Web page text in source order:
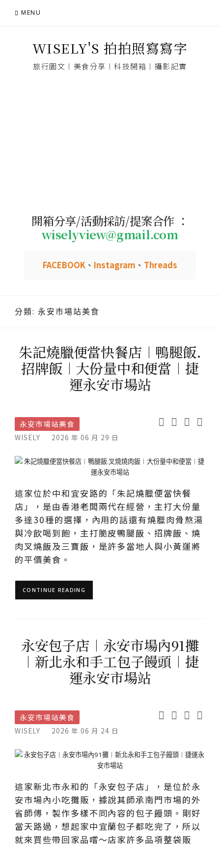
MENU
WISELY'S 拍拍照寫寫字
旅行圖文︱美食分享︱科技開箱︱攝影記實
開箱分享/活動採訪/提案合作 ：
wiselyview@gmail.com
FACEBOOK 、 Instagram 、 Threads
分類: 永安市場站美食
朱記燒臘便當快餐店︱鴨腿飯.
招牌飯︱大份量中和便當︱捷
運永安市場站
永安市場站美食
WISELY 2026 年 06 月 29 日
這家位於中和宜安路的「朱記燒臘便當快餐
店」，是由香港老闆兩代在經營，主打大份量
多達30種的選擇，內用的話還有燒臘肉骨熬湯
與冷飲喝到飽，主打脆皮鴨腿飯、招牌飯、燒
肉叉燒飯及三寶飯，是許多當地人與小黃運將
的平價美食。
CONTINUE READING
永安包子店︱永安市場內91攤
︱新北永和手工包子饅頭︱捷
運永安市場站
永安市場站美食
WISELY 2026 年 06 月 24 日
這家新北市永和的「永安包子店」，是位於永
安市場內小吃攤販，據說其師承南門市場的外
省師傅，製作多樣不同內容的包子饅頭。剛好
當天路過，想起家中宜蘭包子都吃完了，所以
就來買些帶回家品嚐～店家許多品項整袋販